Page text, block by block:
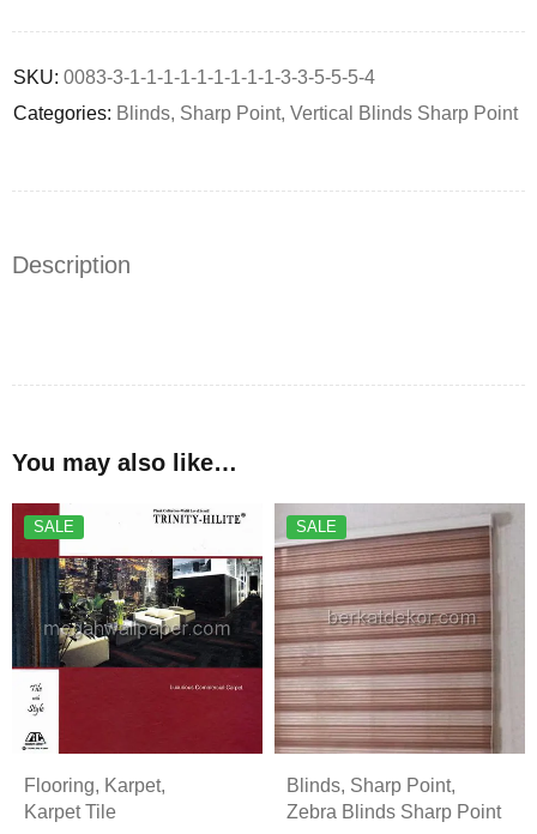
SKU: 0083-3-1-1-1-1-1-1-1-1-1-3-3-5-5-5-4
Categories: Blinds, Sharp Point, Vertical Blinds Sharp Point
Description
You may also like…
SALE
Flooring, Karpet,
Karpet Tile
SALE
Blinds, Sharp Point,
Zebra Blinds Sharp Point